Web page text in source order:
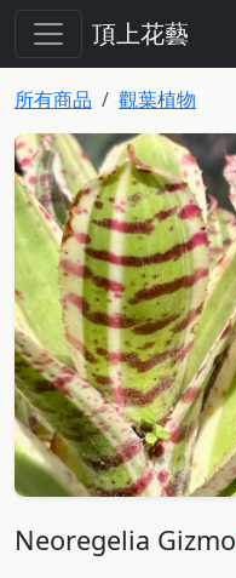
頂上花藝
所有商品 觀葉植物
Neoregelia Gizmo